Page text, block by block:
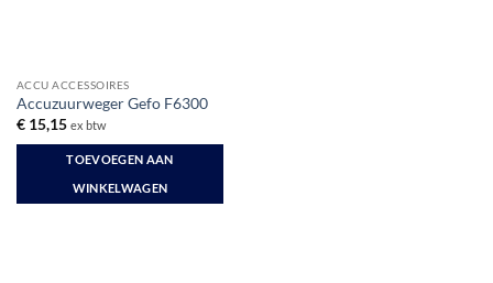
ACCU ACCESSOIRES
Accuzuurweger Gefo F6300
€15,15 ex btw
TOEVOEGEN AAN
WINKELWAGEN